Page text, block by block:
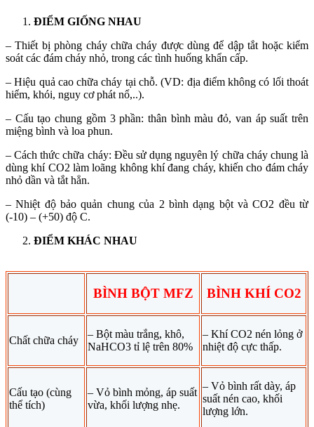
ĐIỂM GIỐNG NHAU
– Thiết bị phòng cháy chữa cháy được dùng để dập tắt hoặc kiểm
soát các đám cháy nhỏ, trong các tình huống khẩn cấp.
– Hiệu quả cao chữa cháy tại chỗ. (VD: địa điểm không có lối thoát
hiểm, khói, nguy cơ phát nổ,..).
– Cấu tạo chung gồm 3 phần: thân bình màu đỏ, van áp suất trên
miệng bình và loa phun.
– Cách thức chữa cháy: Đều sử dụng nguyên lý chữa cháy chung là
dùng khí CO2 làm loãng không khí đang cháy, khiến cho đám cháy
nhỏ dần và tắt hẳn.
– Nhiệt độ bảo quản chung của 2 bình dạng bột và CO2 đều từ
(-10) – (+50) độ C.
ĐIỂM KHÁC NHAU
BÌNH BỘT MFZ BÌNH KHÍ CO2
Chất chữa cháy
– Bột màu trắng, khô,
NaHCO3 tỉ lệ trên 80%
– Khí CO2 nén lỏng ở
nhiệt độ cực thấp.
Cấu tạo (cùng
thể tích)
– Vỏ bình mỏng, áp suất
vừa, khối lượng nhẹ.
– Vỏ bình rất dày, áp
suất nén cao, khối
lượng lớn.